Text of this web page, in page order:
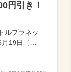
円引き！
ルプラネッ
19日（…